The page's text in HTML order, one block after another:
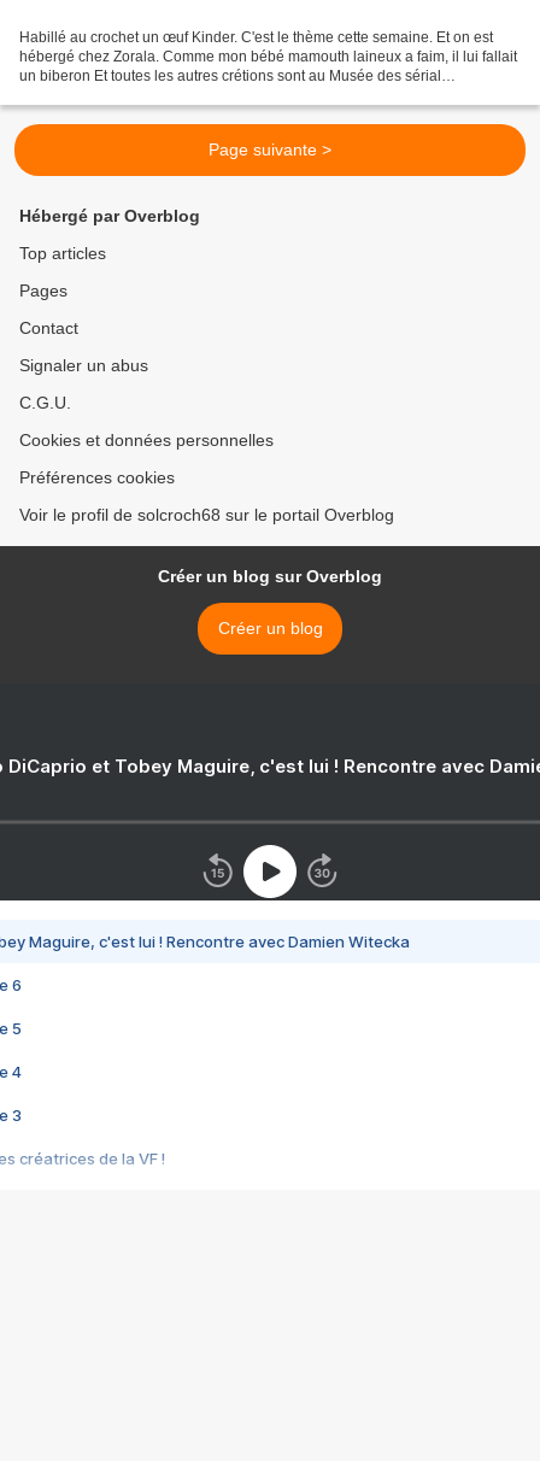
Habillé au crochet un œuf Kinder. C'est le thème cette semaine. Et on est
hébergé chez Zorala. Comme mon bébé mamouth laineux a faim, il lui fallait
un biberon Et toutes les autres crétions sont au Musée des sérial
Page suivante >
Hébergé par Overblog
Top articles
Pages
Contact
Signaler un abus
C.G.U.
Cookies et données personnelles
Préférences cookies
Voir le profil de solcroch68 sur le portail Overblog
Créer un blog sur Overblog
Créer un blog
DiCaprio et Tobey Maguire, c'est lui ! Rencontre avec
Maguire, c'est lui ! Rencontre avec Damien Witecka
6
5
4
3
créatrices de la VF !